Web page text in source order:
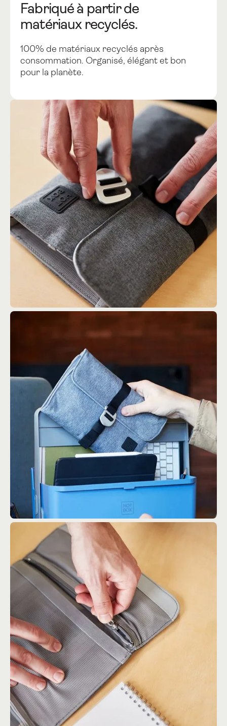
Fabriqué à partir de
matériaux recyclés.
100% de matériaux recyclés après
consommation. Organisé, élégant et bon
pour la planète.